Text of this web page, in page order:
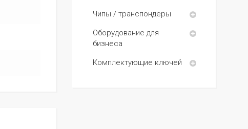
Чипы / транспондеры
Оборудование для
бизнеса
Комплектующие ключей